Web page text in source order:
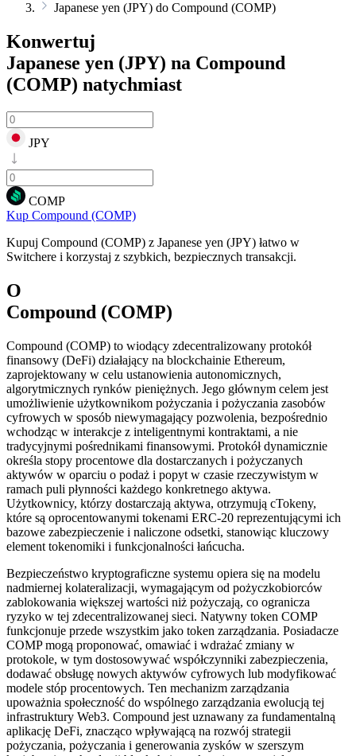
Japanese yen (JPY) do Compound (COMP)
Konwertuj
Japanese yen (JPY) na Compound
(COMP) natychmiast
JPY
COMP
Kup Compound (COMP)
Kupuj Compound (COMP) z Japanese yen (JPY) łatwo w
Switchere i korzystaj z szybkich, bezpiecznych transakcji.
O
Compound (COMP)
Compound (COMP) to wiodący zdecentralizowany protokół
finansowy (DeFi) działający na blockchainie Ethereum,
zaprojektowany w celu ustanowienia autonomicznych,
algorytmicznych rynków pieniężnych. Jego głównym celem jest
umożliwienie użytkownikom pożyczania i pożyczania zasobów
cyfrowych w sposób niewymagający pozwolenia, bezpośrednio
wchodząc w interakcje z inteligentnymi kontraktami, a nie
tradycyjnymi pośrednikami finansowymi. Protokół dynamicznie
określa stopy procentowe dla dostarczanych i pożyczanych
aktywów w oparciu o podaż i popyt w czasie rzeczywistym w
ramach puli płynności każdego konkretnego aktywa.
Użytkownicy, którzy dostarczają aktywa, otrzymują cTokeny,
które są oprocentowanymi tokenami ERC-20 reprezentującymi ich
bazowe zabezpieczenie i naliczone odsetki, stanowiąc kluczowy
element tokenomiki i funkcjonalności łańcucha.
Bezpieczeństwo kryptograficzne systemu opiera się na modelu
nadmiernej kolateralizacji, wymagającym od pożyczkobiorców
zablokowania większej wartości niż pożyczają, co ogranicza
ryzyko w tej zdecentralizowanej sieci. Natywny token COMP
funkcjonuje przede wszystkim jako token zarządzania. Posiadacze
COMP mogą proponować, omawiać i wdrażać zmiany w
protokole, w tym dostosowywać współczynniki zabezpieczenia,
dodawać obsługę nowych aktywów cyfrowych lub modyfikować
modele stóp procentowych. Ten mechanizm zarządzania
upoważnia społeczność do wspólnego zarządzania ewolucją tej
infrastruktury Web3. Compound jest uznawany za fundamentalną
aplikację DeFi, znacząco wpływającą na rozwój strategii
pożyczania, pożyczania i generowania zysków w szerszym